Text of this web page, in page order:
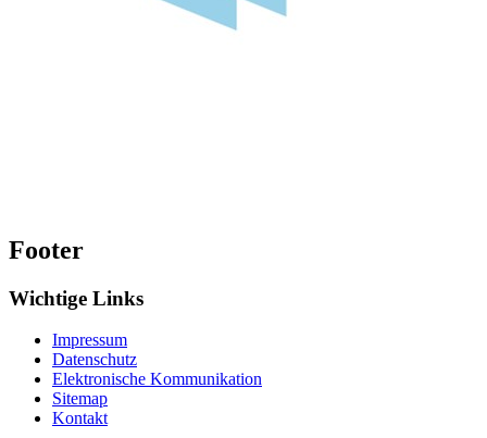
Footer
Wichtige Links
Impressum
Datenschutz
Elektronische Kommunikation
Sitemap
Kontakt